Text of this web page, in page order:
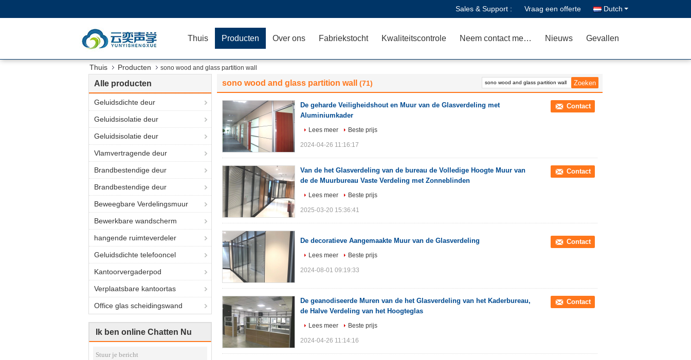
Sales & Support : Vraag een offerte Dutch
Thuis Producten Over ons Fabriekstocht Kwaliteitscontrole Neem contact met ons op Nieuws Gevallen
Thuis Producten sono wood and glass partition wall
Alle producten
Geluidsdichte deur
Geluidsisolatie deur
Geluidsisolatie deur
Vlamvertragende deur
Brandbestendige deur
Brandbestendige deur
Beweegbare Verdelingsmuur
Bewerkbare wandscherm
hangende ruimteverdeler
Geluidsdichte telefooncel
Kantoorvergaderpod
Verplaatsbare kantoortas
Office glas scheidingswand
Ik ben online Chatten Nu
sono wood and glass partition wall (71)
De geharde Veiligheidshout en Muur van de Glasverdeling met
Aluminiumkader
Contact
Lees meer Beste prijs
2024-04-26 11:16:17
Van de het Glasverdeling van de bureau de Volledige Hoogte Muur van
de de Muurbureau Vaste Verdeling met Zonneblinden
Contact
Lees meer Beste prijs
2025-03-20 15:36:41
De decoratieve Aangemaakte Muur van de Glasverdeling Contact
Lees meer Beste prijs
2024-08-01 09:19:33
De geanodiseerde Muren van de het Glasverdeling van het Kaderbureau,
de Halve Verdeling van het Hoogteglas
Contact
Lees meer Beste prijs
2024-04-26 11:14:16